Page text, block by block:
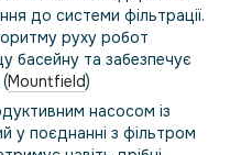
до системи фільтрації.
руху робот
басейну та забезпечує
Mountfield)
насосом із
у поєднанні з фільтром